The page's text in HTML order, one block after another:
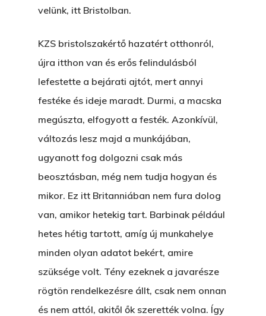
velünk, itt Bristolban.
KZS bristolszakértő hazatért otthonról,
újra itthon van és erős felindulásból
lefestette a bejárati ajtót, mert annyi
festéke és ideje maradt. Durmi, a macska
megúszta, elfogyott a festék. Azonkívül,
változás lesz majd a munkájában,
ugyanott fog dolgozni csak más
beosztásban, még nem tudja hogyan és
mikor. Ez itt Britanniában nem fura dolog
van, amikor hetekig tart. Barbinak például
hetes hétig tartott, amíg új munkahelye
minden olyan adatot bekért, amire
szüksége volt. Tény ezeknek a javarésze
rögtön rendelkezésre állt, csak nem onnan
és nem attól, akitől ők szerették volna. Így